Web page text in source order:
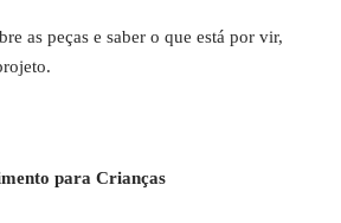
as peças e saber o que está por vir,
.
para Crianças